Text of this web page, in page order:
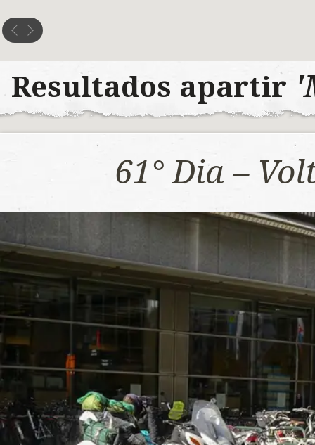
Resultados apartir
61° Dia –